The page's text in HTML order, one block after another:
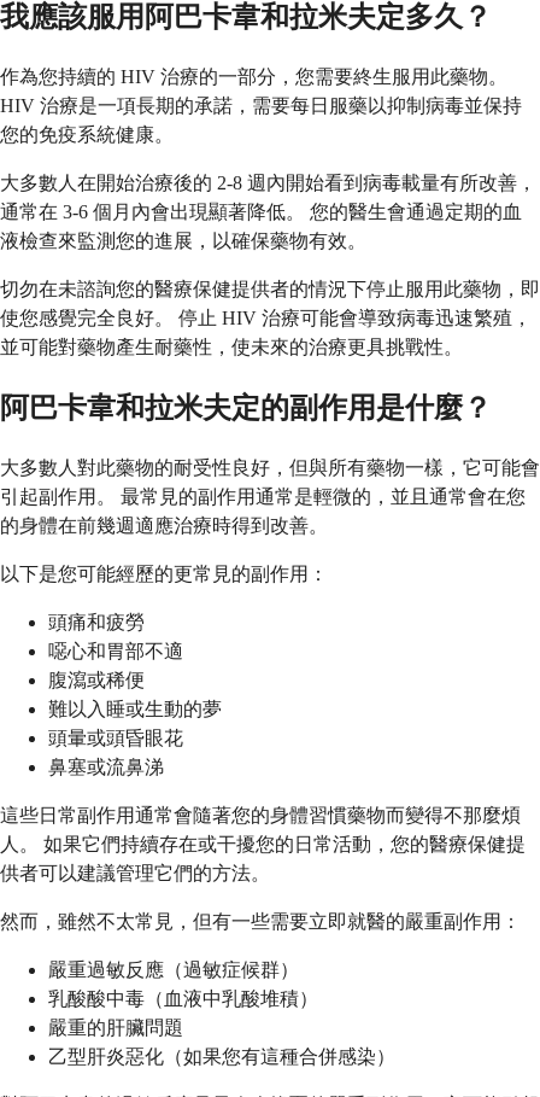
我應該服用阿巴卡韋和拉米夫定多久？
作為您持續的 HIV 治療的一部分，您需要終生服用此藥物。
HIV 治療是一項長期的承諾，需要每日服藥以抑制病毒並保持
您的免疫系統健康。
大多數人在開始治療後的 2-8 週內開始看到病毒載量有所改善，
通常在 3-6 個月內會出現顯著降低。 您的醫生會通過定期的血
液檢查來監測您的進展，以確保藥物有效。
切勿在未諮詢您的醫療保健提供者的情況下停止服用此藥物，即
使您感覺完全良好。 停止 HIV 治療可能會導致病毒迅速繁殖，
並可能對藥物產生耐藥性，使未來的治療更具挑戰性。
阿巴卡韋和拉米夫定的副作用是什麼？
大多數人對此藥物的耐受性良好，但與所有藥物一樣，它可能會
引起副作用。 最常見的副作用通常是輕微的，並且通常會在您
的身體在前幾週適應治療時得到改善。
以下是您可能經歷的更常見的副作用：
頭痛和疲勞
噁心和胃部不適
腹瀉或稀便
難以入睡或生動的夢
頭暈或頭昏眼花
鼻塞或流鼻涕
這些日常副作用通常會隨著您的身體習慣藥物而變得不那麼煩
人。 如果它們持續存在或干擾您的日常活動，您的醫療保健提
供者可以建議管理它們的方法。
然而，雖然不太常見，但有一些需要立即就醫的嚴重副作用：
嚴重過敏反應（過敏症候群）
乳酸酸中毒（血液中乳酸堆積）
嚴重的肝臟問題
乙型肝炎惡化（如果您有這種合併感染）